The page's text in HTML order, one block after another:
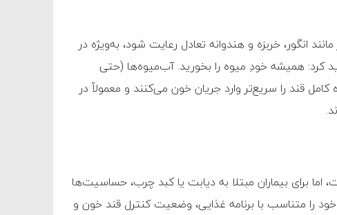
انگور، خربزه و هندوانه تعادل رعایت شود، به‌ویژه در
کرد: همیشه خودِ میوه را بخورید. آب‌میوه‌ها (حتی
قند را سریع‌تر وارد جریان خون می‌کنند و معمولاً در
برای بیماران مبتلا به دیابت یا کبد چرب، حساسیت‌ها
را متناسب با برنامه غذایی، وضعیت کنترل قند خون و